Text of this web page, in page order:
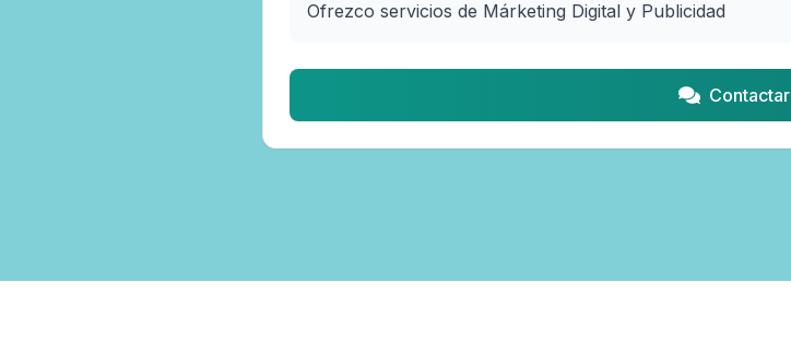
Ofrezco servicios de Márketing Digital y Publicidad
Contactar